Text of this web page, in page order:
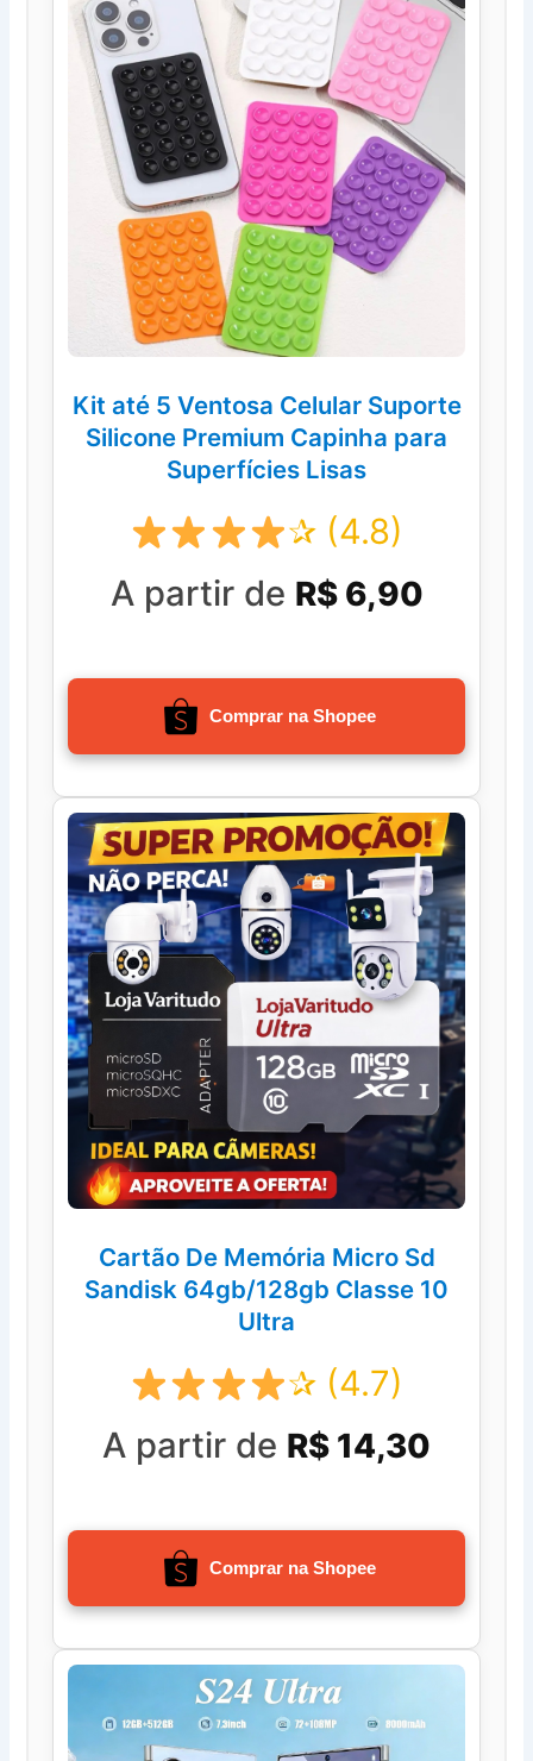
Kit até 5 Ventosa Celular Suporte
Silicone Premium Capinha para
Superfícies Lisas
✰ (4.8)
A partir de R$ 6,90
Comprar na Shopee
Cartão De Memória Micro Sd
Sandisk 64gb/128gb Classe 10
Ultra
✰ (4.7)
A partir de R$ 14,30
Comprar na Shopee